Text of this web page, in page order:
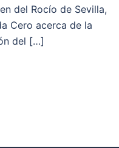
del Rocío de Sevilla,
Cero acerca de la
del […]